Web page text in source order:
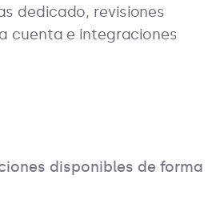
dedicado, revisiones
cuenta e integraciones
disponibles de forma